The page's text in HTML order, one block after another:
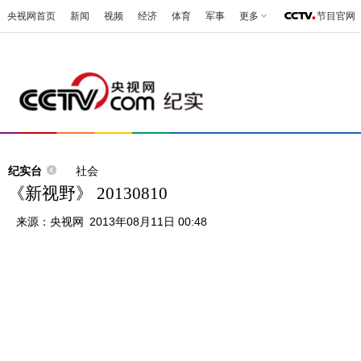
央视网首页 新闻 视频 经济 体育 军事 更多 节目官网
纪实台 社会
《新视野》 20130810
来源： 央视网 2013年08月11日 00:48